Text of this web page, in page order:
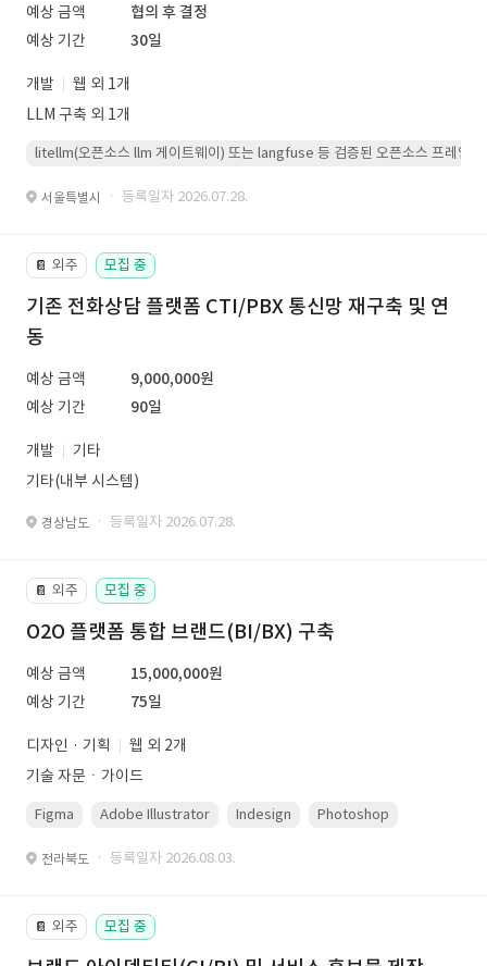
예상 금액
협의 후 결정
예상 기간
30일
개발
웹 외 1개
LLM 구축 외 1개
litellm(오픈소스 llm 게이트웨이) 또는 langfuse 등 검증된 오픈소스 프레임워
서울특별시 · 등록일자 2026.07.28.
📔 외주 모집 중
기존 전화상담 플랫폼 CTI/PBX 통신망 재구축 및 연
동
예상 금액
9,000,000원
예상 기간
90일
개발
기타
기타(내부 시스템)
경상남도 · 등록일자 2026.07.28.
📔 외주 모집 중
O2O 플랫폼 통합 브랜드(BI/BX) 구축
예상 금액
15,000,000원
예상 기간
75일
디자인 · 기획
웹 외 2개
기술 자문ㆍ가이드
Figma Adobe Illustrator Indesign Photoshop
전라북도 · 등록일자 2026.08.03.
📔 외주 모집 중